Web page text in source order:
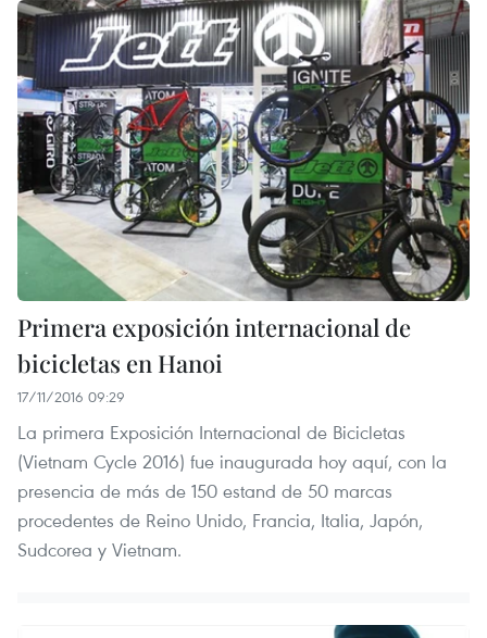
Primera exposición internacional de
bicicletas en Hanoi
17/11/2016 09:29
La primera Exposición Internacional de Bicicletas
(Vietnam Cycle 2016) fue inaugurada hoy aquí, con la
presencia de más de 150 estand de 50 marcas
procedentes de Reino Unido, Francia, Italia, Japón,
Sudcorea y Vietnam.